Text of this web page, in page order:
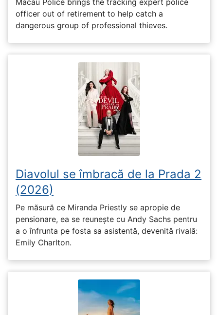
Macau Police brings the tracking expert police
officer out of retirement to help catch a
dangerous group of professional thieves.
Diavolul se îmbracă de la Prada 2
(2026)
Pe măsură ce Miranda Priestly se apropie de
pensionare, ea se reunește cu Andy Sachs pentru
a o înfrunta pe fosta sa asistentă, devenită rivală:
Emily Charlton.